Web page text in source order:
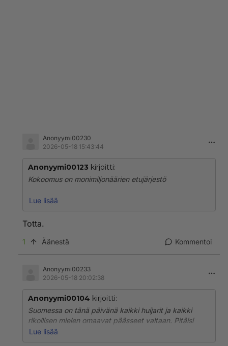
Anonyymi00230
2026-05-18 15:43:44
Anonyymi00123 kirjoitti:
Kokoomus on monimiljonäärien etujärjestö
Monikaan tyhmä työlöipeeheestä,ei sitä tajuu , koska
halusivat rikkaikaisi muuta baihto ehto ei ole kun
Lue lisää
Totta.
1 Äänestä Kommentoi
Anonyymi00233
2026-05-18 20:02:38
Anonyymi00104 kirjoitti:
Suomessa on tänä päivänä kaikki huijarit ja kaikki
rikollisen mielen omaavat päässeet valtaan. Pitäisi
katsoa tarkemmin kenelle äänensä antaa vai jättääkö
Lue lisää